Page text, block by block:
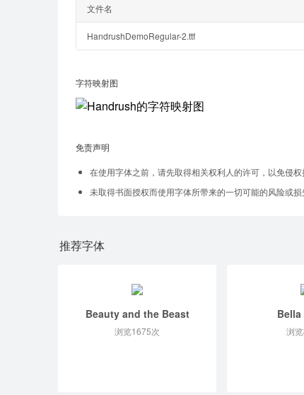
文件名
HandrushDemoRegular-2.ttf
字符映射图
免责声明
在使用字体之前，请先取得相关权利人的许可，以免侵权
未取得书面授权而使用字体所带来的一切可能的风险或损
推荐字体
Beauty and the Beast
浏览1675次 浏